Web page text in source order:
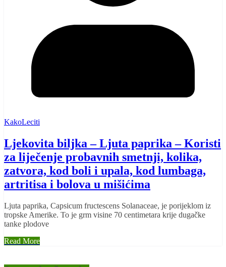
KakoLeciti
Ljekovita biljka – Ljuta paprika – Koristi
za liječenje probavnih smetnji, kolika,
zatvora, kod boli i upala, kod lumbaga,
artritisa i bolova u mišićima
Ljuta paprika, Capsicum fructescens Solanaceae, je porijeklom iz
tropske Amerike. To je grm visine 70 centimetara krije dugačke
tanke plodove
Read More